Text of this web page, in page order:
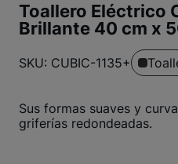
Toallero Eléctrico
Brillante 40 cm x
SKU: CUBIC-1135+
Sus formas suaves y
griferías redondeadas.